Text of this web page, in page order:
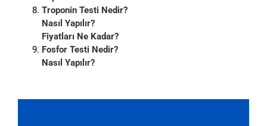
Troponin Testi Nedir?
Nasıl Yapılır?
Fiyatları Ne Kadar?
Fosfor Testi Nedir?
Nasıl Yapılır?